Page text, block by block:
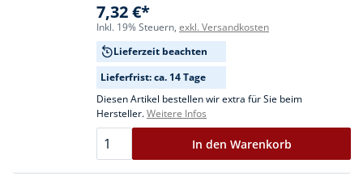
7,32 €*
Inkl. 19% Steuern, exkl. Versandkosten
Lieferzeit beachten
Lieferfrist: ca. 14 Tage
Diesen Artikel bestellen wir extra für Sie beim
Hersteller.Weitere Infos
In den Warenkorb